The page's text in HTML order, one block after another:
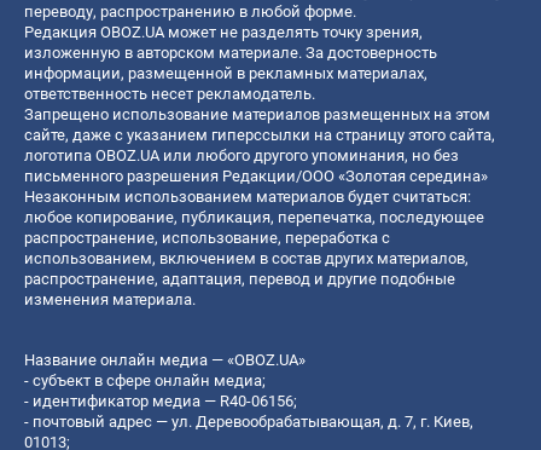
переводу, распространению в любой форме.
Редакция OBOZ.UA может не разделять точку зрения,
изложенную в авторском материале. За достоверность
информации, размещенной в рекламных материалах,
ответственность несет рекламодатель.
Запрещено использование материалов размещенных на этом
сайте, даже с указанием гиперссылки на страницу этого сайта,
логотипа OBOZ.UA или любого другого упоминания, но без
письменного разрешения Редакции/ООО «Золотая середина»
Незаконным использованием материалов будет считаться:
любое копирование, публикация, перепечатка, последующее
распространение, использование, переработка с
использованием, включением в состав других материалов,
распространение, адаптация, перевод и другие подобные
изменения материала.
Название онлайн медиа — «OBOZ.UA»
- субъект в сфере онлайн медиа;
- идентификатор медиа — R40-06156;
- почтовый адрес — ул. Деревообрабатывающая, д. 7, г. Киев,
01013;